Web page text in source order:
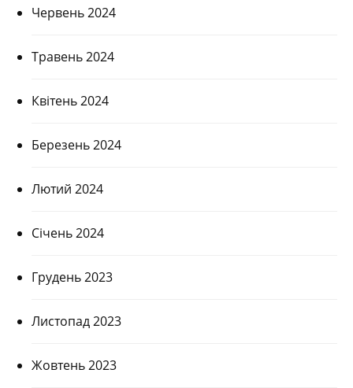
Червень 2024
Травень 2024
Квітень 2024
Березень 2024
Лютий 2024
Січень 2024
Грудень 2023
Листопад 2023
Жовтень 2023